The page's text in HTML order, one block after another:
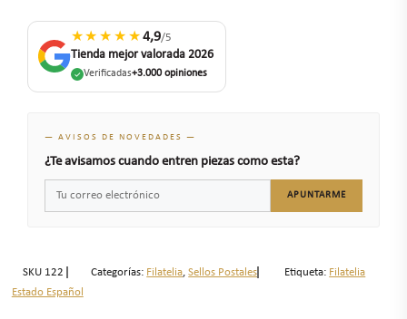
★★★★★4,9/5
Tienda mejor valorada 2026
Verificadas+3.000 opiniones
— AVISOS DE NOVEDADES —
¿Te avisamos cuando entren piezas como esta?
APUNTARME
SKU 122 Categorías: Filatelia,Sellos Postales Etiqueta: Filatelia
Estado Español